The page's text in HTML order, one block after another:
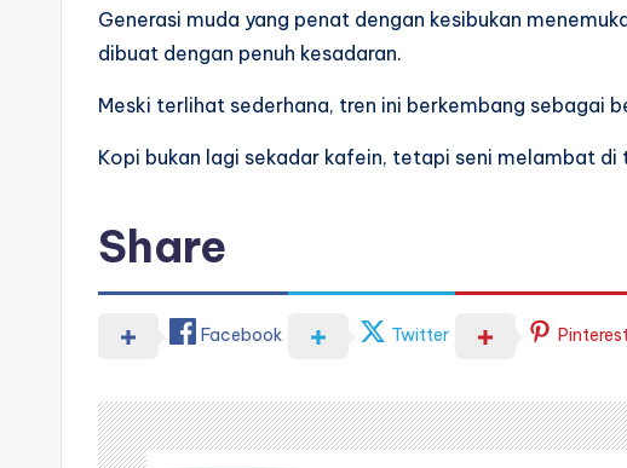
Generasi muda yang penat dengan kesibukan
dibuat dengan penuh kesadaran.
Meski terlihat sederhana, tren ini berkembang sebagai
Kopi bukan lagi sekadar kafein, tetapi seni melambat di
Share
Facebook Twitter